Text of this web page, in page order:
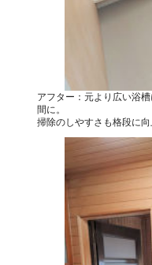
アフター：元より広い浴
間に。
掃除のしやすさも格段に向